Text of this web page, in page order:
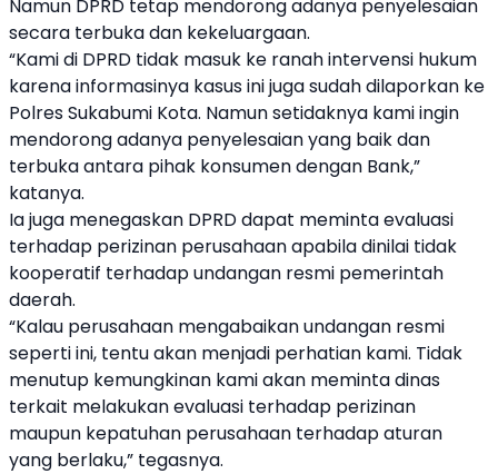
Namun DPRD tetap mendorong adanya penyelesaian
secara terbuka dan kekeluargaan.
“Kami di DPRD tidak masuk ke ranah intervensi hukum
karena informasinya kasus ini juga sudah dilaporkan ke
Polres Sukabumi Kota. Namun setidaknya kami ingin
mendorong adanya penyelesaian yang baik dan
terbuka antara pihak konsumen dengan Bank,”
katanya.
Ia juga menegaskan DPRD dapat meminta evaluasi
terhadap perizinan perusahaan apabila dinilai tidak
kooperatif terhadap undangan resmi pemerintah
daerah.
“Kalau perusahaan mengabaikan undangan resmi
seperti ini, tentu akan menjadi perhatian kami. Tidak
menutup kemungkinan kami akan meminta dinas
terkait melakukan evaluasi terhadap perizinan
maupun kepatuhan perusahaan terhadap aturan
yang berlaku,” tegasnya.